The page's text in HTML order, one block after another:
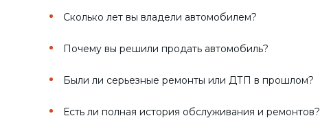
Сколько лет вы владели автомобилем?
Почему вы решили продать автомобиль?
Были ли серьезные ремонты или ДТП в прошлом?
Есть ли полная история обслуживания и ремонтов?